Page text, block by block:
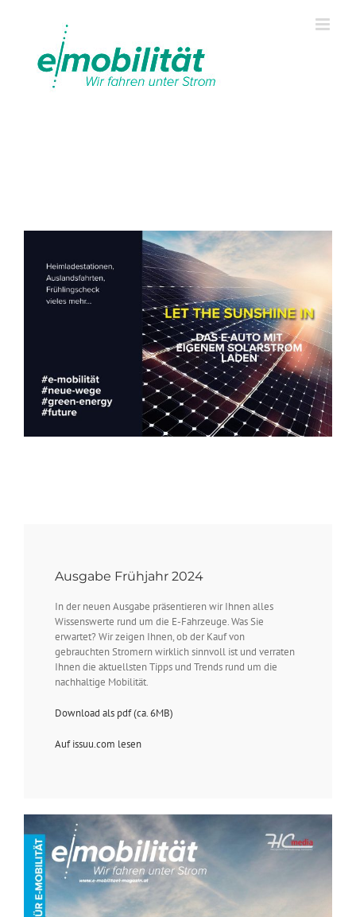
Ausgabe Frühjahr 2024
In der neuen Ausgabe präsentieren wir Ihnen alles
Wissenswerte rund um die E-Fahrzeuge. Was Sie
erwartet? Wir zeigen Ihnen, ob der Kauf von
gebrauchten Stromern wirklich sinnvoll ist und verraten
Ihnen die aktuellsten Tipps und Trends rund um die
nachhaltige Mobilität.
Download als pdf (ca. 6MB)
Auf issuu.com lesen